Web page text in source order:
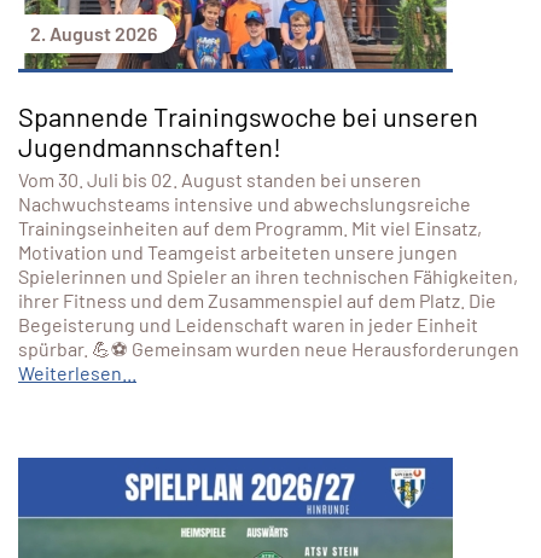
2. August 2026
Spannende Trainingswoche bei unseren
Jugendmannschaften!
Vom 30. Juli bis 02. August standen bei unseren
Nachwuchsteams intensive und abwechslungsreiche
Trainingseinheiten auf dem Programm. Mit viel Einsatz,
Motivation und Teamgeist arbeiteten unsere jungen
Spielerinnen und Spieler an ihren technischen Fähigkeiten,
ihrer Fitness und dem Zusammenspiel auf dem Platz. Die
Begeisterung und Leidenschaft waren in jeder Einheit
spürbar. 💪⚽ Gemeinsam wurden neue Herausforderungen
Weiterlesen...